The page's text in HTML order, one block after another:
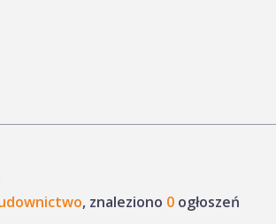
, znaleziono 0 ogłoszeń